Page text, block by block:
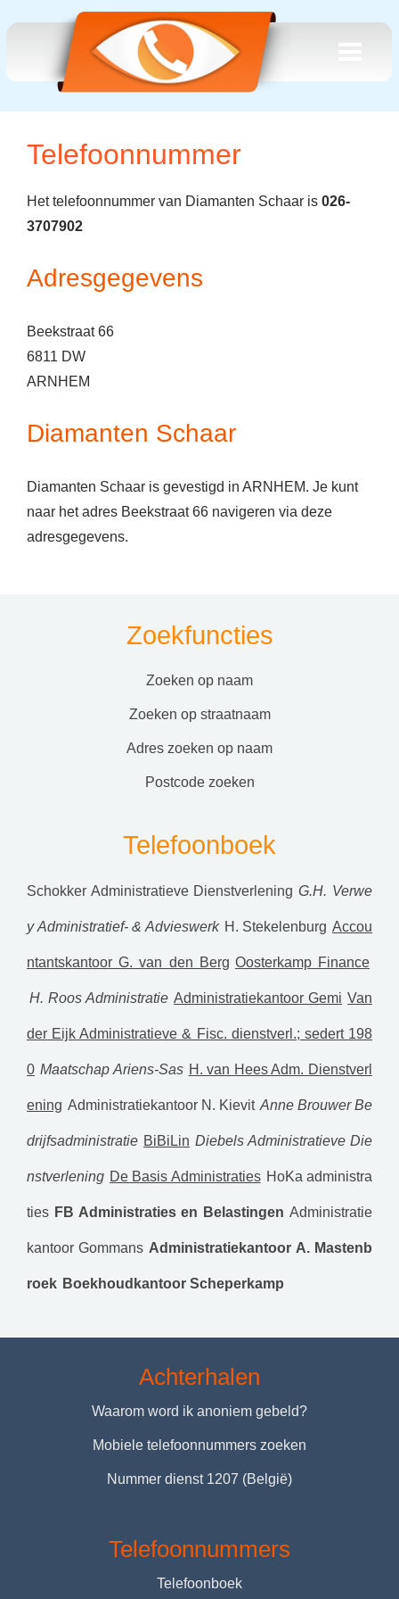
Telefoonnummer
Het telefoonnummer van Diamanten Schaar is 026-
3707902
Adresgegevens
Beekstraat 66
6811 DW
ARNHEM
Diamanten Schaar
Diamanten Schaar is gevestigd in ARNHEM. Je kunt
naar het adres Beekstraat 66 navigeren via deze
adresgegevens.
Zoekfuncties
zoeken op naam
zoeken op straatnaam
adres zoeken op naam
postcode zoeken
Telefoonboek
Schokker Administratieve Dienstverlening G.H. Verwe
y Administratief- & Advieswerk H. Stekelenburg Accou
ntantskantoor G. van den Berg Oosterkamp Finance
H. Roos Administratie Administratiekantoor Gemi Van
der Eijk Administratieve & Fisc. dienstverl.; sedert 198
0 Maatschap Ariens-Sas H. van Hees Adm. Dienstverl
ening Administratiekantoor N. Kievit Anne Brouwer Be
drijfsadministratie BiBiLin Diebels Administratieve Die
nstverlening De Basis Administraties HoKa administra
ties FB Administraties en Belastingen Administratie
kantoor Gommans Administratiekantoor A. Mastenb
roek Boekhoudkantoor Scheperkamp
Achterhalen
Waarom word ik anoniem gebeld?
Mobiele telefoonnummers zoeken
Nummer dienst 1207 (België)
Telefoonnummers
Telefoonboek